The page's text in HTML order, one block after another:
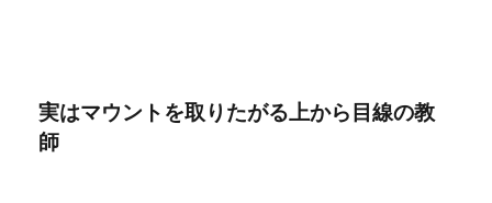
実はマウントを取りたがる上から目線の教
師